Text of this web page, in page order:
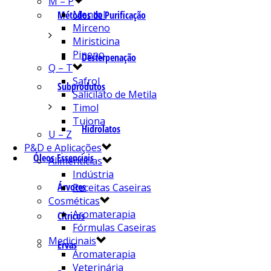
Métodos de Purificação
Desterpenação
Subprodutos
Hidrolatos
Óleos Essenciais
Árvores
Cítricos
Ervas
Mentol
Mirceno
Miristicina
Pineno
Q – T
Safrol
Salicilato de Metila
Timol
Tujona
U – Z
P&D e Aplicações
Alimentícias
Indústria
Receitas Caseiras
Cosméticas
Aromaterapia
Fórmulas Caseiras
Medicinais
Aromaterapia
Veterinária